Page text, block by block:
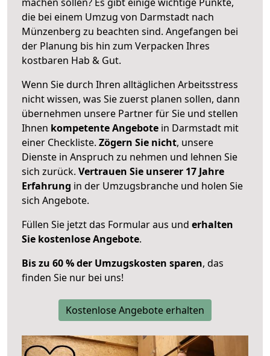
die bei einem Umzug von Darmstadt nach
Münzenberg zu beachten sind. Angefangen bei
der Planung bis hin zum Verpacken Ihres
kostbaren Hab & Gut.
Wenn Sie durch Ihren alltäglichen Arbeitsstress
nicht wissen, was Sie zuerst planen sollen, dann
übernehmen unsere Partner für Sie und stellen
Ihnen kompetente Angebote in Darmstadt mit
einer Checkliste. Zögern Sie nicht, unsere
Dienste in Anspruch zu nehmen und lehnen Sie
sich zurück. Vertrauen Sie unserer 17 Jahre
Erfahrung in der Umzugsbranche und holen Sie
sich Angebote.
Füllen Sie jetzt das Formular aus und erhalten
Sie kostenlose Angebote.
Bis zu 60 % der Umzugskosten sparen, das
finden Sie nur bei uns!
Kostenlose Angebote erhalten